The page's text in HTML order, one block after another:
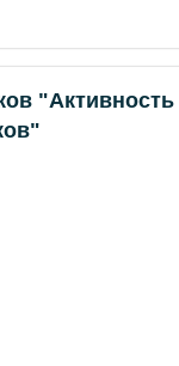
"Активность